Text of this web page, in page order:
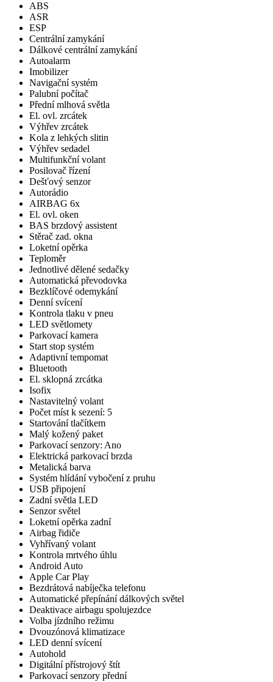
ABS
ASR
ESP
Centrální zamykání
Dálkové centrální zamykání
Autoalarm
Imobilizer
Navigační systém
Palubní počítač
Přední mlhová světla
El. ovl. zrcátek
Výhřev zrcátek
Kola z lehkých slitin
Výhřev sedadel
Multifunkční volant
Posilovač řízení
Dešťový senzor
Autorádio
AIRBAG 6x
El. ovl. oken
BAS brzdový assistent
Stěrač zad. okna
Loketní opěrka
Teploměr
Jednotlivé dělené sedačky
Automatická převodovka
Bezklíčové odemykání
Denní svícení
Kontrola tlaku v pneu
LED světlomety
Parkovací kamera
Start stop systém
Adaptivní tempomat
Bluetooth
El. sklopná zrcátka
Isofix
Nastavitelný volant
Počet míst k sezení: 5
Startování tlačítkem
Malý kožený paket
Parkovací senzory: Ano
Elektrická parkovací brzda
Metalická barva
Systém hlídání vybočení z pruhu
USB připojení
Zadní světla LED
Senzor světel
Loketní opěrka zadní
Airbag řidiče
Vyhřívaný volant
Kontrola mrtvého úhlu
Android Auto
Apple Car Play
Bezdrátová nabíječka telefonu
Automatické přepínání dálkových světel
Deaktivace airbagu spolujezdce
Volba jízdního režimu
Dvouzónová klimatizace
LED denní svícení
Autohold
Digitální přístrojový štít
Parkovací senzory přední